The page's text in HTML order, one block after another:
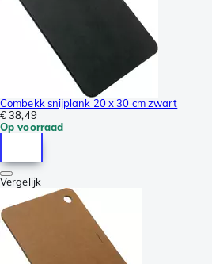
Combekk snijplank 20 x 30 cm zwart
€ 38,49
Op voorraad
Vergelijk